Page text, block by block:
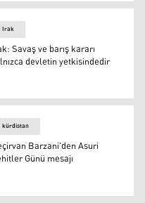
Irak
Savaş ve barış kararı
devletin yetkisindedir
kürdistan
Barzani'den Asuri
Günü mesajı